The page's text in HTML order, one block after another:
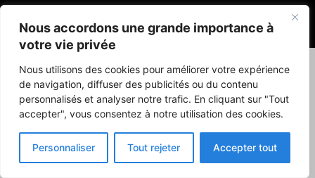
Nous accordons une grande importance à
votre vie privée
Nous utilisons des cookies pour améliorer votre expérience
de navigation, diffuser des publicités ou du contenu
personnalisés et analyser notre trafic. En cliquant sur "Tout
accepter", vous consentez à notre utilisation des cookies.
Personnaliser Tout rejeter Accepter tout
© Powered by digitXplus Francophone